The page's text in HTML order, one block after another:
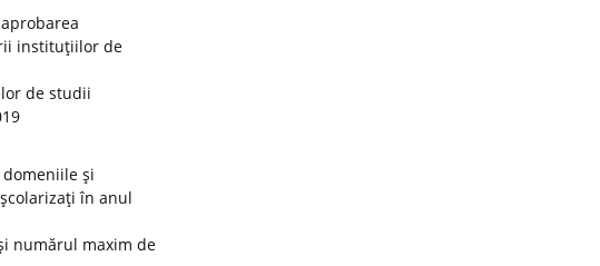
instituţiilor de
de studii
şi
în anul
numărul maxim de